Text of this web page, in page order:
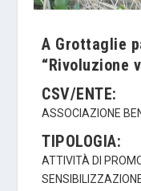
A Grottaglie
“Rivoluzione
CSV/ENTE:
ASSOCIAZIONE
TIPOLOGIA:
ATTIVITÀ DI